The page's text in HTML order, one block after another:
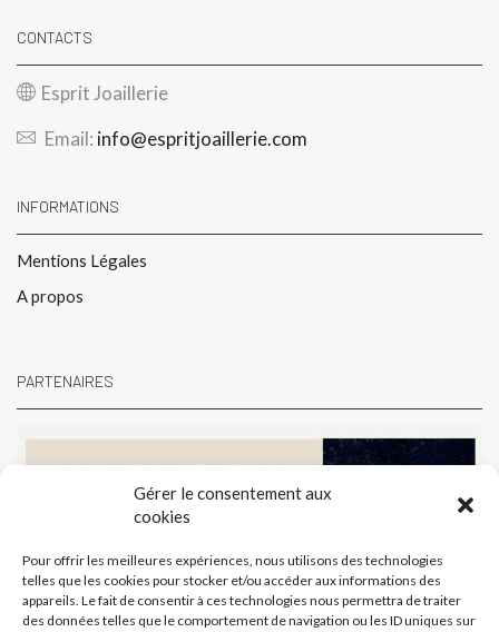
Gérer le consentement aux
cookies
Pour offrir les meilleures expériences, nous utilisons des technologies
telles que les cookies pour stocker et/ou accéder aux informations des
appareils. Le fait de consentir à ces technologies nous permettra de traiter
des données telles que le comportement de navigation ou les ID uniques sur
CONTACTS
Esprit Joaillerie
Email: info@espritjoaillerie.com
INFORMATIONS
Mentions Légales
A propos
PARTENAIRES